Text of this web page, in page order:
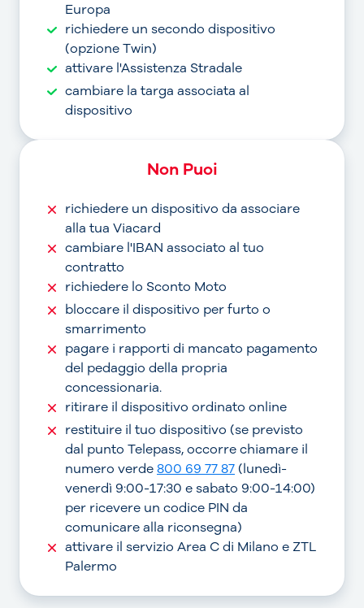
Europa
richiedere un secondo dispositivo
(opzione Twin)
attivare l'Assistenza Stradale
cambiare la targa associata al
dispositivo
Non Puoi
richiedere un dispositivo da associare
alla tua Viacard
cambiare l'IBAN associato al tuo
contratto
richiedere lo Sconto Moto
bloccare il dispositivo per furto o
smarrimento
pagare i rapporti di mancato pagamento
del pedaggio della propria
concessionaria.
ritirare il dispositivo ordinato online
restituire il tuo dispositivo (se previsto
dal punto Telepass, occorre chiamare il
numero verde800 69 77 87(lunedì-
venerdì 9:00-17:30 e sabato 9:00-14:00)
per ricevere un codice PIN da
comunicare alla riconsegna)
attivare il servizio Area C di Milano e ZTL
Palermo